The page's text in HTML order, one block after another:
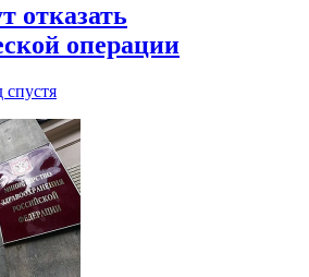
отказать
операции
спустя